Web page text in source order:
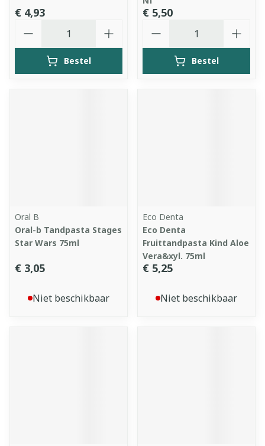
€ 4,93
Bestel
€ 5,50
Bestel
Oral B
Oral-b Tandpasta Stages
Star Wars 75ml
€ 3,05
Niet beschikbaar
Eco Denta
Eco Denta
Fruittandpasta Kind Aloe
Vera&xyl. 75ml
€ 5,25
Niet beschikbaar